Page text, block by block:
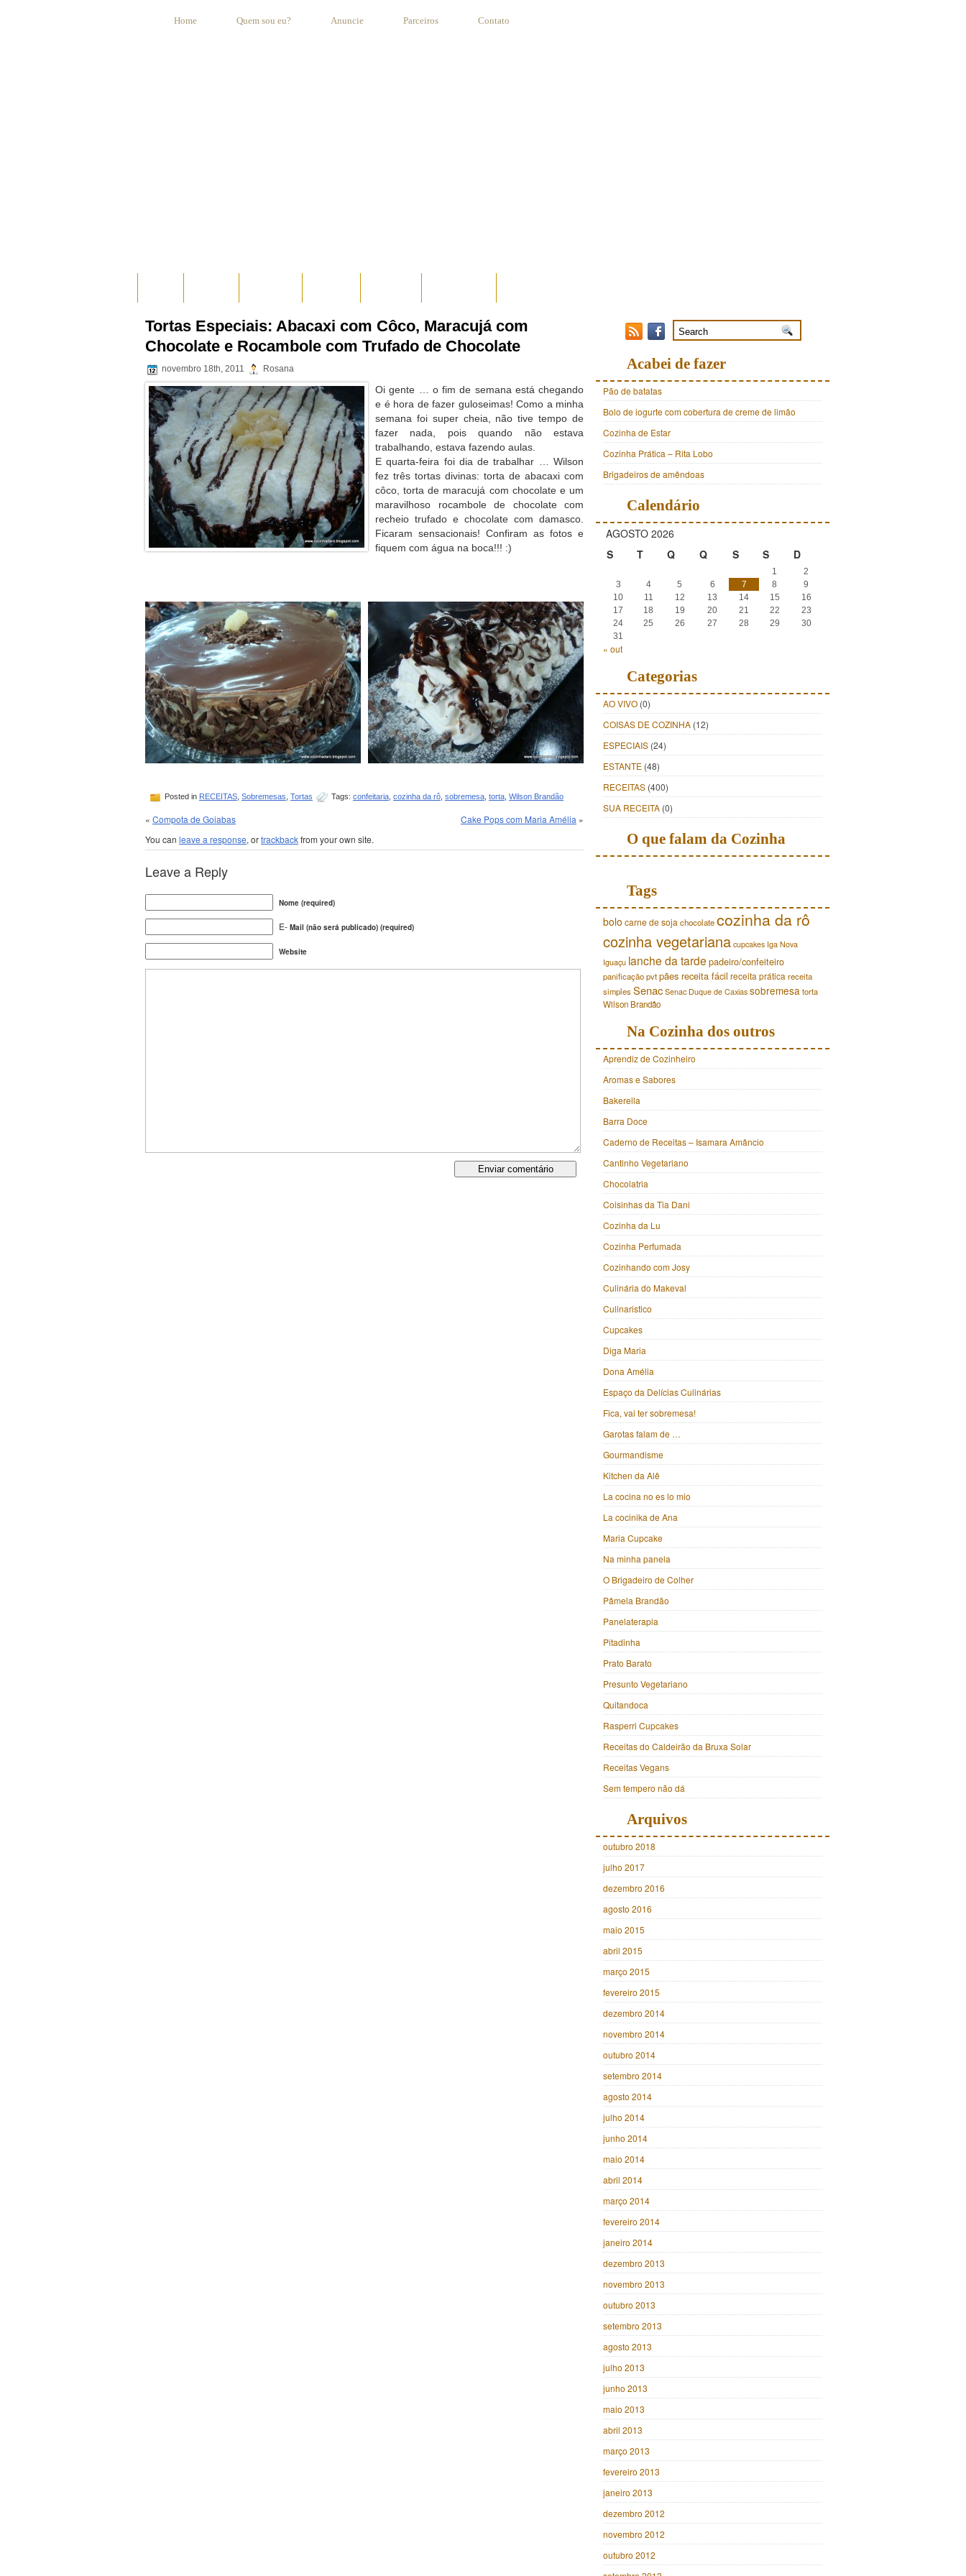
Home Quem sou eu? Anuncie Parceiros Contato
Tortas Especiais: Abacaxi com Côco, Maracujá com
Chocolate e Rocambole com Trufado de Chocolate
novembro 18th, 2011 Rosana
Oi gente … o fim de semana está chegando
e é hora de fazer guloseimas! Como a minha
semana foi super cheia, não tive tempo de
fazer nada, pois quando não estava
trabalhando, estava fazendo aulas.
E quarta-feira foi dia de trabalhar … Wilson
fez três tortas divinas: torta de abacaxi com
côco, torta de maracujá com chocolate e um
maravilhoso rocambole de chocolate com
recheio trufado e chocolate com damasco.
Ficaram sensacionais! Confiram as fotos e
fiquem com água na boca!!! :)
Posted in RECEITAS Sobremesas Tortas Tags: confeitaria cozinha da rô sobremesa torta Wilson Brandão
« Compota de Goiabas Cake Pops com Maria Amélia »
You can leave a response, ortrackbackfrom your own site.
Leave a Reply
Nome (required)
E- Mail (não será publicado) (required)
Website
Acabei de fazer
Pão de batatas
Bolo de iogurte com cobertura de creme de limão
Cozinha de Estar
Cozinha Prática – Rita Lobo
Brigadeiros de amêndoas
Calendário
AGOSTO 2026
S
T Q Q S S D
1
2
3
4 5 6 7 8
9
10
11 12 13 14 15
16
17
18 19 20 21 22
23
24
25 26 27 28 29
30
31
« out
Categorias
AO VIVO (0)
COISAS DE COZINHA (12)
ESPECIAIS (24)
ESTANTE (48)
RECEITAS (400)
SUA RECEITA (0)
O que falam da Cozinha
Tags
bolo carne de soja chocolatecozinha da rô
cozinha vegetariana cupcakes Iga Nova
Iguaçu lanche da tarde padeiro/confeiteiro
panificaçãopvtpães receita fácil receita prática receita
simplesSenac Senac Duque de Caxias sobremesatorta
Wilson Brandão
Na Cozinha dos outros
Aprendiz de Cozinheiro
Aromas e Sabores
Bakerella
Barra Doce
Caderno de Receitas – Isamara Amâncio
Cantinho Vegetariano
Chocolatria
Coisinhas da Tia Dani
Cozinha da Lu
Cozinha Perfumada
Cozinhando com Josy
Culinária do Makeval
Culinaristico
Cupcakes
Diga Maria
Dona Amélia
Espaço da Delícias Culinárias
Fica, vai ter sobremesa!
Garotas falam de …
Gourmandisme
Kitchen da Alê
La cocina no es lo mio
La cocinika de Ana
Maria Cupcake
Na minha panela
O Brigadeiro de Colher
Pâmela Brandão
Panelaterapia
Pitadinha
Prato Barato
Presunto Vegetariano
Quitandoca
Rasperri Cupcakes
Receitas do Caldeirão da Bruxa Solar
Receitas Vegans
Sem tempero não dá
Arquivos
outubro 2018
julho 2017
dezembro 2016
agosto 2016
maio 2015
abril 2015
março 2015
fevereiro 2015
dezembro 2014
novembro 2014
outubro 2014
setembro 2014
agosto 2014
julho 2014
junho 2014
maio 2014
abril 2014
março 2014
fevereiro 2014
janeiro 2014
dezembro 2013
novembro 2013
outubro 2013
setembro 2013
agosto 2013
julho 2013
junho 2013
maio 2013
abril 2013
março 2013
fevereiro 2013
janeiro 2013
dezembro 2012
novembro 2012
outubro 2012